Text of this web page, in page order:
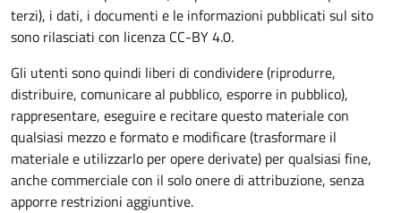
terzi), i dati, i documenti e le informazioni pubblicati sul sito
sono rilasciati con licenza CC-BY 4.0.
Gli utenti sono quindi liberi di condividere (riprodurre,
distribuire, comunicare al pubblico, esporre in pubblico),
rappresentare, eseguire e recitare questo materiale con
qualsiasi mezzo e formato e modificare (trasformare il
materiale e utilizzarlo per opere derivate) per qualsiasi fine,
anche commerciale con il solo onere di attribuzione, senza
apporre restrizioni aggiuntive.